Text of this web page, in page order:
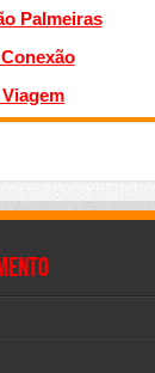
Palmeiras